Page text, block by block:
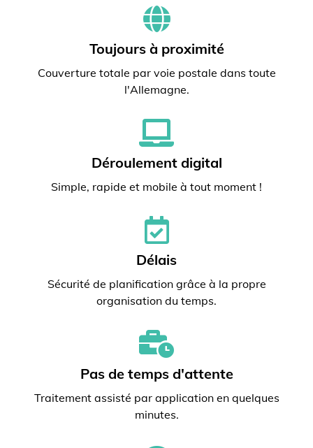
Toujours à proximité
Couverture totale par voie postale dans toute
l'Allemagne.
Déroulement digital
Simple, rapide et mobile à tout moment !
Délais
Sécurité de planification grâce à la propre
organisation du temps.
Pas de temps d'attente
Traitement assisté par application en quelques
minutes.